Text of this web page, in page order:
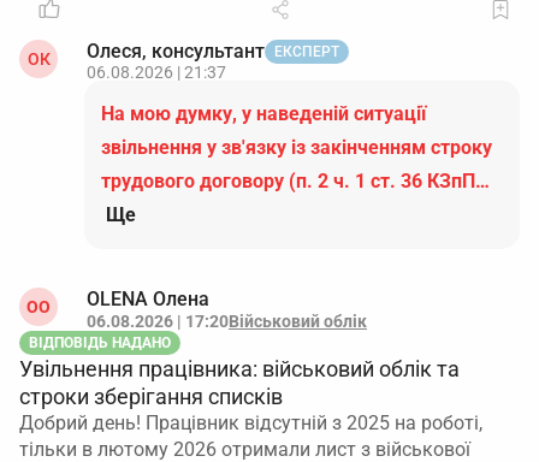
ОК Олеся, консультант ЕКСПЕРТ
06.08.2026 | 21:37
На мою думку, у наведеній ситуації
звільнення у зв'язку із закінченням строку
трудового договору (п. 2 ч. 1 ст. 36 КЗпП…
Ще
ОO OLENA Олена
06.08.2026 | 17:20Військовий облік
ВІДПОВІДЬ НАДАНО
Увільнення працівника: військовий облік та
строки зберігання списків
Добрий день! Працівник відсутній з 2025 на роботі,
тільки в лютому 2026 отримали лист з військової